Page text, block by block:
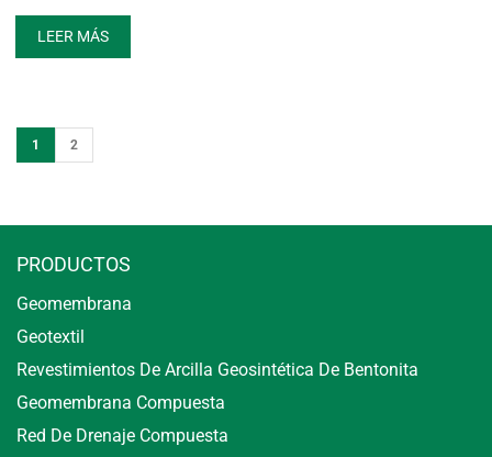
LEER MÁS
1 2
PRODUCTOS
Geomembrana
Geotextil
Revestimientos De Arcilla Geosintética De Bentonita
Geomembrana Compuesta
Red De Drenaje Compuesta